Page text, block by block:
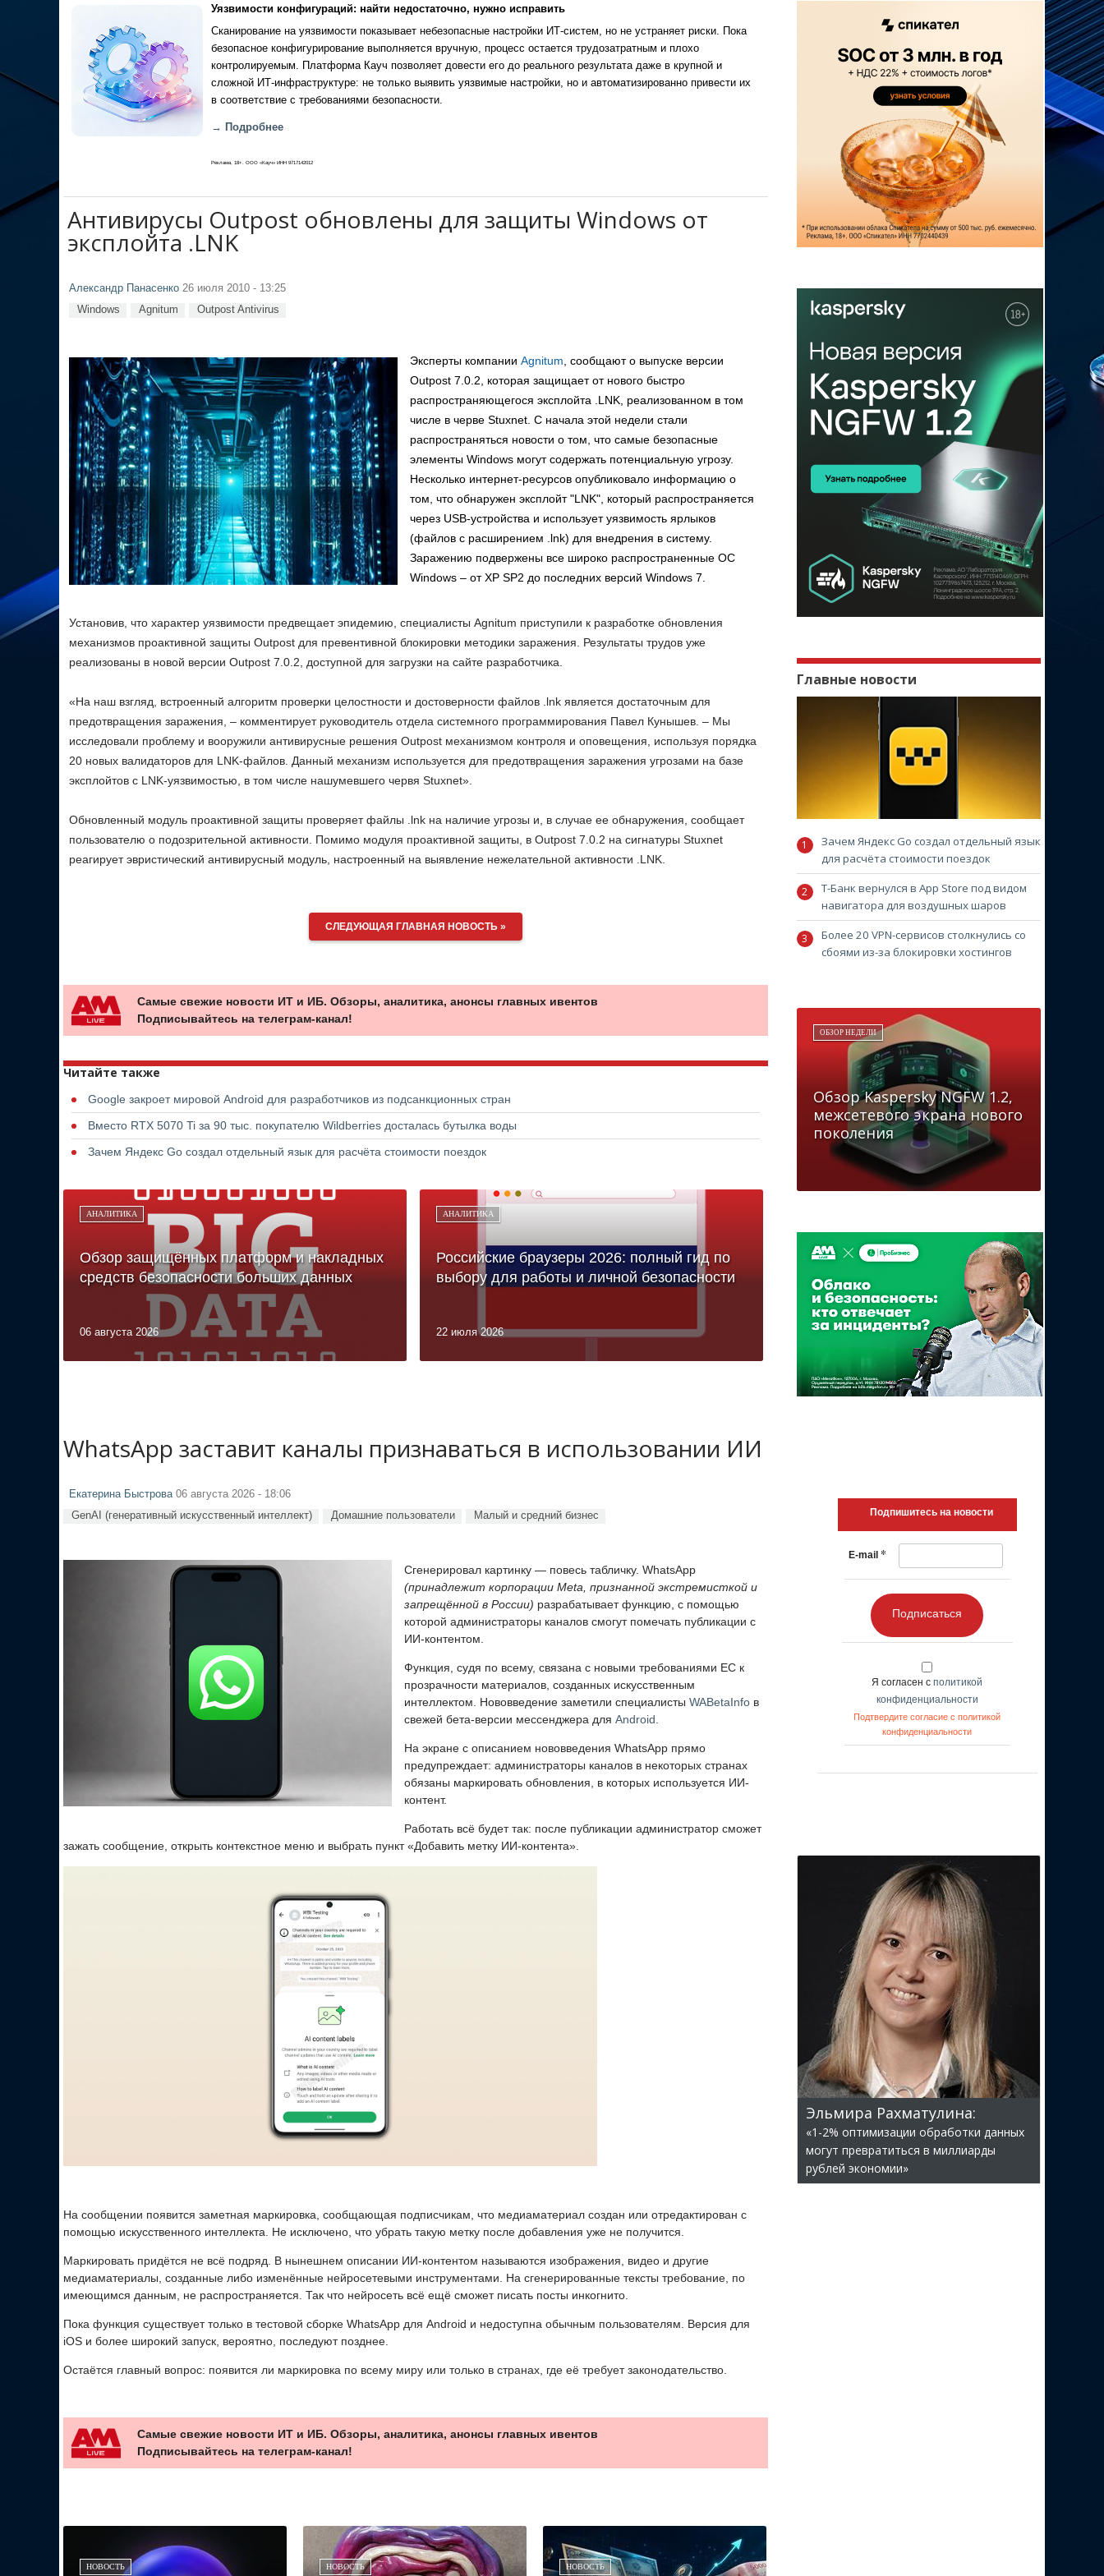
Уязвимости конфигураций: найти недостаточно, нужно исправить
Сканирование на уязвимости показывает небезопасные настройки ИТ-систем, но не устраняет риски. Пока
безопасное конфигурирование выполняется вручную, процесс остается трудозатратным и плохо
контролируемым. Платформа Кауч позволяет довести его до реального результата даже в крупной и
сложной ИТ-инфраструктуре: не только выявить уязвимые настройки, но и автоматизированно привести их
в соответствие с требованиями безопасности.
→ Подробнее
Реклама, 18+. ООО «Кауч» ИНН 9717142012
Антивирусы Outpost обновлены для защиты Windows от
эксплойта .LNK
Александр Панасенко 26 июля 2010 - 13:25
Windows Agnitum Outpost Antivirus
Эксперты компании Agnitum , сообщают о выпуске версии
Outpost 7.0.2, которая защищает от нового быстро
распространяющегося эксплойта .LNK, реализованном в том
числе в черве Stuxnet. С начала этой недели стали
распространяться новости о том, что самые безопасные
элементы Windows могут содержать потенциальную угрозу.
Несколько интернет-ресурсов опубликовало информацию о
том, что обнаружен эксплойт "LNK", который распространяется
через USB-устройства и использует уязвимость ярлыков
(файлов с расширением .lnk) для внедрения в систему.
Заражению подвержены все широко распространенные ОС
Windows – от XP SP2 до последних версий Windows 7.
Установив, что характер уязвимости предвещает эпидемию, специалисты Agnitum приступили к разработке обновления
механизмов проактивной защиты Outpost для превентивной блокировки методики заражения. Результаты трудов уже
реализованы в новой версии Outpost 7.0.2, доступной для загрузки на сайте разработчика.
«На наш взгляд, встроенный алгоритм проверки целостности и достоверности файлов .lnk является достаточным для
предотвращения заражения, – комментирует руководитель отдела системного программирования Павел Кунышев. – Мы
исследовали проблему и вооружили антивирусные решения Outpost механизмом контроля и оповещения, используя порядка
20 новых валидаторов для LNK-файлов. Данный механизм используется для предотвращения заражения угрозами на базе
эксплойтов с LNK-уязвимостью, в том числе нашумевшего червя Stuxnet».
Обновленный модуль проактивной защиты проверяет файлы .lnk на наличие угрозы и, в случае ее обнаружения, сообщает
пользователю о подозрительной активности. Помимо модуля проактивной защиты, в Outpost 7.0.2 на сигнатуры Stuxnet
реагирует эвристический антивирусный модуль, настроенный на выявление нежелательной активности .LNK.
СЛЕДУЮЩАЯ ГЛАВНАЯ НОВОСТЬ »
Самые свежие новости ИТ и ИБ. Обзоры, аналитика, анонсы главных ивентов
Подписывайтесь на телеграм-канал!
Читайте также
Google закроет мировой Android для разработчиков из подсанкционных стран
Вместо RTX 5070 Ti за 90 тыс. покупателю Wildberries досталась бутылка воды
Зачем Яндекс Go создал отдельный язык для расчёта стоимости поездок
АНАЛИТИКА
Обзор защищённых платформ и накладных
средств безопасности больших данных
06 августа 2026
АНАЛИТИКА
Российские браузеры 2026: полный гид по
выбору для работы и личной безопасности
22 июля 2026
WhatsApp заставит каналы признаваться в использовании ИИ
Екатерина Быстрова 06 августа 2026 - 18:06
GenAI (генеративный искусственный интеллект) Домашние пользователи Малый и средний бизнес
Сгенерировал картинку — повесь табличку. WhatsApp
(принадлежит корпорации Meta, признанной экстремисткой и
запрещённой в России) разрабатывает функцию, с помощью
которой администраторы каналов смогут помечать публикации с
ИИ-контентом.
Функция, судя по всему, связана с новыми требованиями ЕС к
прозрачности материалов, созданных искусственным
интеллектом. Нововведение заметили специалисты WABetaInfo в
свежей бета-версии мессенджера для Android
На экране с описанием нововведения WhatsApp прямо
предупреждает: администраторы каналов в некоторых странах
обязаны маркировать обновления, в которых используется ИИ-
контент.
Работать всё будет так: после публикации администратор сможет
зажать сообщение, открыть контекстное меню и выбрать пункт «Добавить метку ИИ-контента».
На сообщении появится заметная маркировка, сообщающая подписчикам, что медиаматериал создан или отредактирован с
помощью искусственного интеллекта. Не исключено, что убрать такую метку после добавления уже не получится.
Маркировать придётся не всё подряд. В нынешнем описании ИИ-контентом называются изображения, видео и другие
медиаматериалы, созданные либо изменённые нейросетевыми инструментами. На сгенерированные тексты требование, по
имеющимся данным, не распространяется. Так что нейросеть всё ещё сможет писать посты инкогнито.
Пока функция существует только в тестовой сборке WhatsApp для Android и недоступна обычным пользователям. Версия для
iOS и более широкий запуск, вероятно, последуют позднее.
Остаётся главный вопрос: появится ли маркировка по всему миру или только в странах, где её требует законодательство.
Самые свежие новости ИТ и ИБ. Обзоры, аналитика, анонсы главных ивентов
Подписывайтесь на телеграм-канал!
НОВОСТЬ НОВОСТЬ НОВОСТЬ
Главные новости
Зачем Яндекс Go создал отдельный язык
для расчёта стоимости поездок
Т-Банк вернулся в App Store под видом
навигатора для воздушных шаров
Более 20 VPN-сервисов столкнулись со
сбоями из-за блокировки хостингов
ОБЗОР НЕДЕЛИ
Обзор Kaspersky NGFW 1.2,
межсетевого экрана нового
поколения
Подпишитесь на новости
E-mail *
Подписаться
Я согласен с политикой
конфиденциальности
Подтвердите согласие с политикой
конфиденциальности
Эльмира Рахматулина:
«1-2% оптимизации обработки данных
могут превратиться в миллиарды
рублей экономии»